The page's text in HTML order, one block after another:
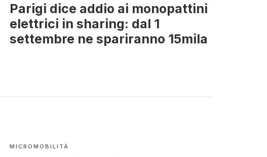
Parigi dice addio ai monopattini
elettrici in sharing: dal 1
settembre ne spariranno 15mila
MICROMOBILITÀ